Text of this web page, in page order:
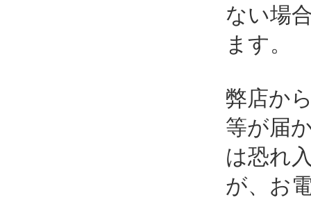
ない場
ます。
弊店か
等が届
は恐れ
が、お